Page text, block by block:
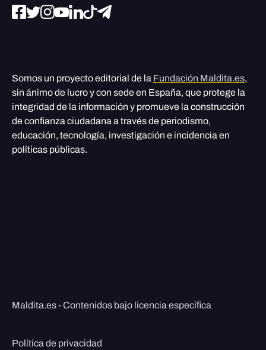
Somos un proyecto editorial de la Fundación Maldita.es,
sin ánimo de lucro y con sede en España, que protege la
integridad de la información y promueve la construcción
de confianza ciudadana a través de periodismo,
educación, tecnología, investigación e incidencia en
políticas públicas.
Maldita.es - Contenidos bajo licencia específica
Política de privacidad